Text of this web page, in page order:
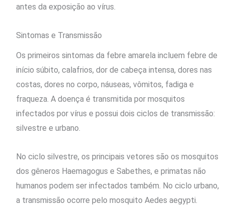
antes da exposição ao vírus.
Sintomas e Transmissão
Os primeiros sintomas da febre amarela incluem febre de
início súbito, calafrios, dor de cabeça intensa, dores nas
costas, dores no corpo, náuseas, vômitos, fadiga e
fraqueza. A doença é transmitida por mosquitos
infectados por vírus e possui dois ciclos de transmissão:
silvestre e urbano.
No ciclo silvestre, os principais vetores são os mosquitos
dos gêneros Haemagogus e Sabethes, e primatas não
humanos podem ser infectados também. No ciclo urbano,
a transmissão ocorre pelo mosquito Aedes aegypti.